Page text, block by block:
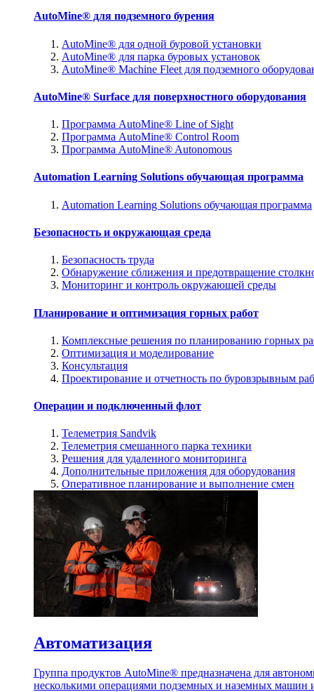
AutoMine® для подземного бурения
AutoMine® для одной буровой установки
AutoMine® для парка буровых установок
AutoMine® Machine Fleet для подземного
AutoMine® Surface для поверхностного оборудования
Программа AutoMine® Line of Sight
Программа AutoMine® Control Room
Программа AutoMine® Autonomous
Automation Learning Solutions обучающая программа
Automation Learning Solutions обучающая программа
Безопасность и окружающая среда
Безопасность труда
Обнаружение сближения и предотвращение
Мониторинг и контроль окружающей среды
Планирование и оптимизация горных работ
Комплексные решения по планированию горных
Оптимизация и моделирование
Консультация
Проектирование и отчетность по буровзрывным
Операции и подключенный флот
Телеметрия Sandvik
Телеметрия смешанного парка техники
Решения для удаленного мониторинга
Дополнительные приложения для оборудования
Оперативное планирование и выполнение смен
Автоматизация
Группа продуктов AutoMine® предназначена для
несколькими операциями подземных и наземных машин